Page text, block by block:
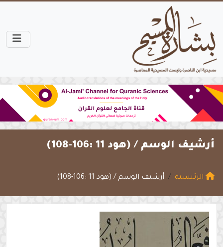
أرشيف الوسم / (هود 11 :106-108)
الرئيسية أرشيف الوسم / (هود 11 :106-108)